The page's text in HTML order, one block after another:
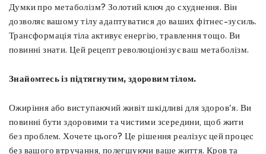
Думки про метаболізм? Золотий ключ до схуднення. Він
дозволяє вашому тілу адаптуватися до ваших фітнес-зусиль.
Трансформація тіла активує енергію, травлення тощо. Ви
повинні знати. Цей рецепт революціонізує ваш метаболізм.
Знайомтесь із підтягнутим, здоровим тілом.
Ожиріння або виступаючий живіт шкідливі для здоров'я. Ви
повинні бути здоровими та чистими зсередини, щоб жити
без проблем. Хочете цього? Це рішення реалізує цей процес
без вашого втручання, полегшуючи ваше життя. Кров та